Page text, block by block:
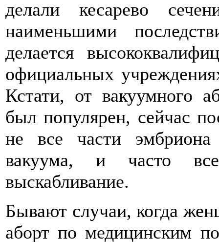
делали кесарево
наименьшими
делается
официальных
Кстати, от вакуумного
был популярен, сейчас
не все части
вакуума, и часто
выскабливание.
Бывают случаи, когда
аборт по медицинским